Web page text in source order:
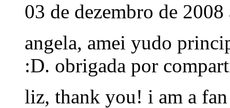
03 de dezembro de 2008
angela, amei yudo
:D. obrigada por
liz, thank you! i am a